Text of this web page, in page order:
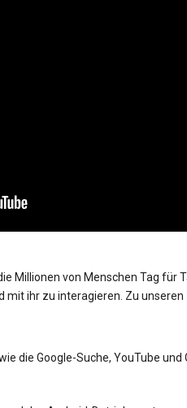
Millionen von Menschen Tag für
mit ihr zu interagieren. Zu unseren
die Google-Suche, YouTube und